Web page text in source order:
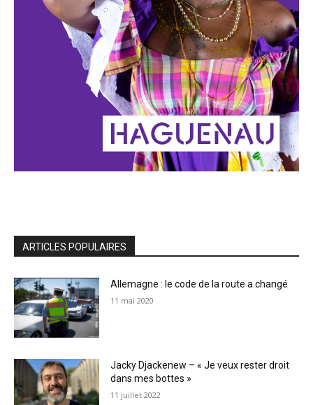
ARTICLES POPULAIRES
Allemagne : le code de la route a changé
11 mai 2020
Jacky Djackenew – « Je veux rester droit
dans mes bottes »
11 juillet 2022